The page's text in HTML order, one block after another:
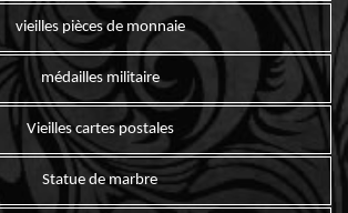
vieilles pièces de monnaie
médailles militaire
Vieilles cartes postales
Statue de marbre